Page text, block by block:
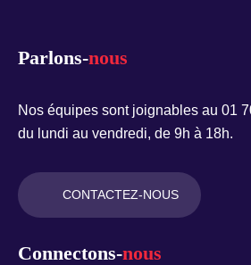
Parlons-nous
Nos équipes sont joignables au 01
du lundi au vendredi, de 9h à 18h.
CONTACTEZ-NOUS
Connectons-nous